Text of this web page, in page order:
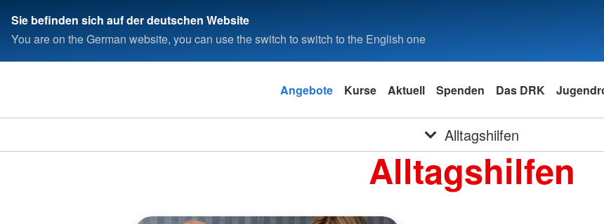
Sie befinden sich auf der deutschen Website
You are on the German website, you can use the switch to switch to the English one
Angebote Kurse Aktuell Spenden Das DRK
Alltagshilfen
Alltagshilfen